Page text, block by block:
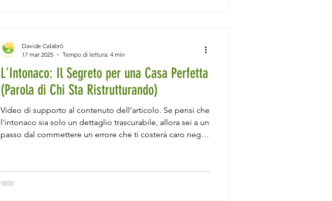
L'Intonaco: Il Segreto per una Casa Perfetta
(Parola di Chi Sta Ristrutturando)
Video di supporto al contenuto dell’articolo. Se pensi che
l'intonaco sia solo un dettaglio trascurabile, allora sei a un
passo dal commettere un errore che ti costerà caro negli
dura e una che si sfalda, tra un ambiente sano e uno
pieno di muffa. E lo dico con cognizione di causa: sto
Davide Calabrò
17 mar 2025
Tempo di lettura: 4 min